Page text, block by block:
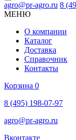
agro@pr-agro.ru 8
МЕНЮ
О компании
Каталог
Доставка
Справочник
Контакты
Корзина 0
8 (495) 198-07-97
agro@pr-agro.ru
Вконтакте